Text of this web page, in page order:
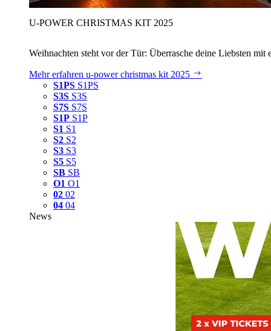
U‑POWER CHRISTMAS KIT 2025
Weihnachten steht vor der Tür: Überrasche deine Liebsten
Mehr erfahren u‑power christmas kit 2025
S1PS S1PS
S3S S3S
S7S S7S
S1P S1P
S1 S1
S2 S2
S3 S3
S5 S5
SB SB
O1 O1
02 02
04 04
News